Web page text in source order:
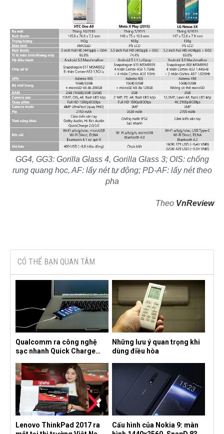
GG4, GG3: Gorilla Glass 4, Gorilla Glass 3; OIS: chống
rung quang học, AF: lấy nét tự động; PD-AF: lấy nét theo
pha
Theo VnReview
CÓ THỂ BẠN QUAN TÂM
Qualcomm ra công nghệ
sạc nhanh Quick Charge
Những lưu ý quan trọng khi
dùng điều hòa
Lenovo ThinkPad 2017 ra
Cấu hình của Nokia 9: màn